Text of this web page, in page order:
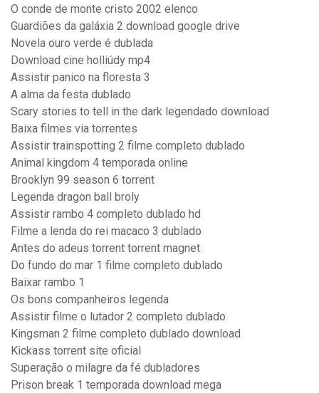
O conde de monte cristo 2002 elenco
Guardiões da galáxia 2 download google drive
Novela ouro verde é dublada
Download cine holliúdy mp4
Assistir panico na floresta 3
A alma da festa dublado
Scary stories to tell in the dark legendado download
Baixa filmes via torrentes
Assistir trainspotting 2 filme completo dublado
Animal kingdom 4 temporada online
Brooklyn 99 season 6 torrent
Legenda dragon ball broly
Assistir rambo 4 completo dublado hd
Filme a lenda do rei macaco 3 dublado
Antes do adeus torrent torrent magnet
Do fundo do mar 1 filme completo dublado
Baixar rambo 1
Os bons companheiros legenda
Assistir filme o lutador 2 completo dublado
Kingsman 2 filme completo dublado download
Kickass torrent site oficial
Superação o milagre da fé dubladores
Prison break 1 temporada download mega